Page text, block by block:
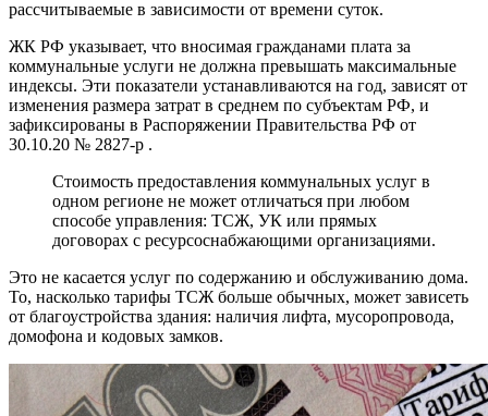
рассчитываемые в зависимости от времени суток.
ЖК РФ указывает, что вносимая гражданами плата за
коммунальные услуги не должна превышать максимальные
индексы. Эти показатели устанавливаются на год, зависят от
изменения размера затрат в среднем по субъектам РФ, и
зафиксированы в Распоряжении Правительства РФ от
30.10.20 № 2827-р .
Стоимость предоставления коммунальных услуг в
одном регионе не может отличаться при любом
способе управления: ТСЖ, УК или прямых
договорах с ресурсоснабжающими организациями.
Это не касается услуг по содержанию и обслуживанию дома.
То, насколько тарифы ТСЖ больше обычных, может зависеть
от благоустройства здания: наличия лифта, мусоропровода,
домофона и кодовых замков.